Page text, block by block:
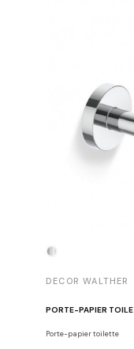
DECOR WALTHER
PORTE-PAPIER
Porte-papier toilette